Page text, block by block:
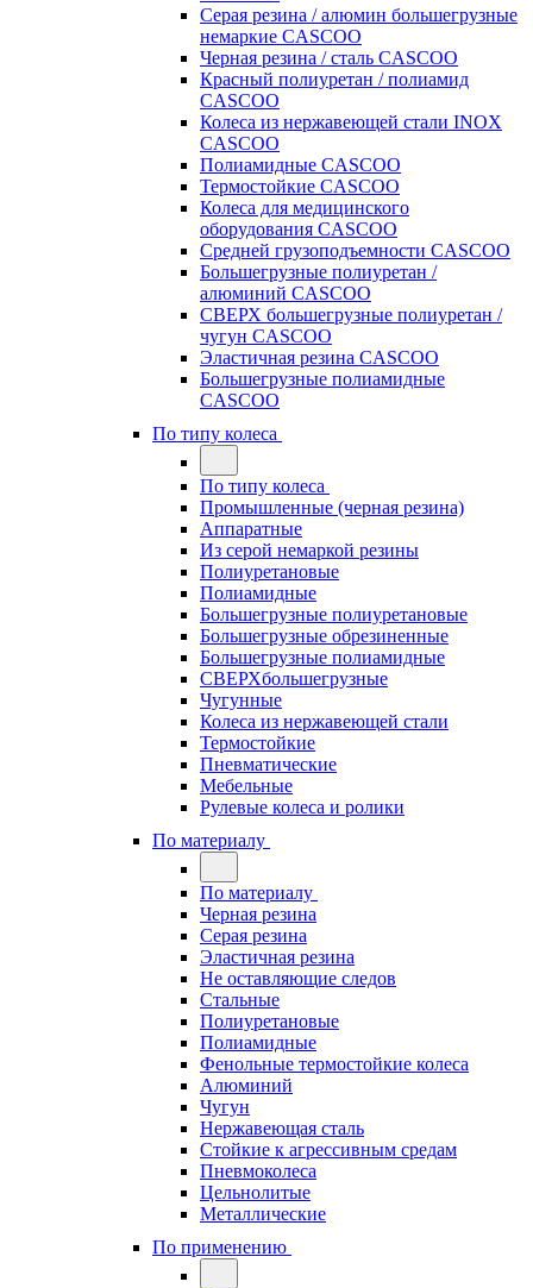
Серая резина / алюмин большегрузные
немаркие CASCOO
Черная резина / сталь CASCOO
Красный полиуретан / полиамид
CASCOO
Колеса из нержавеющей стали INOX
CASCOO
Полиамидные CASCOO
Термостойкие CASCOO
Колеса для медицинского
оборудования CASCOO
Средней грузоподъемности CASCOO
Большегрузные полиуретан /
алюминий CASCOO
СВЕРХ большегрузные полиуретан /
чугун CASCOO
Эластичная резина CASCOO
Большегрузные полиамидные
CASCOO
По типу колеса
По типу колеса
Промышленные (черная резина)
Аппаратные
Из серой немаркой резины
Полиуретановые
Полиамидные
Большегрузные полиуретановые
Большегрузные обрезиненные
Большегрузные полиамидные
СВЕРХбольшегрузные
Чугунные
Колеса из нержавеющей стали
Термостойкие
Пневматические
Мебельные
Рулевые колеса и ролики
По материалу
По материалу
Черная резина
Серая резина
Эластичная резина
Не оставляющие следов
Стальные
Полиуретановые
Полиамидные
Фенольные термостойкие колеса
Алюминий
Чугун
Нержавеющая сталь
Стойкие к агрессивным средам
Пневмоколеса
Цельнолитые
Металлические
По применению